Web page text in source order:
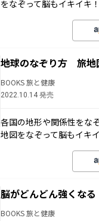
をなぞって脳もイキイキ！
地球のなぞり方 旅
BOOKS 旅と健康
2022.10.14 発売
各国の地形や関係性をな
地図をなぞって脳もイキ
脳がどんどん強くな
BOOKS 旅と健康